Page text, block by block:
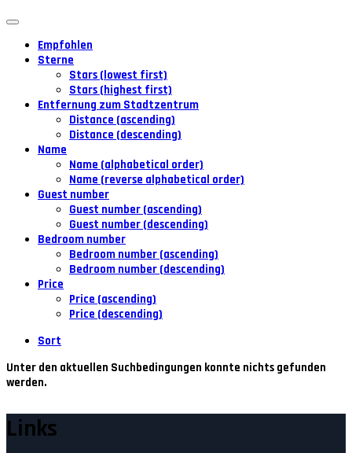
Empfohlen
Sterne
Stars (lowest first)
Stars (highest first)
Entfernung zum Stadtzentrum
Distance (ascending)
Distance (descending)
Name
Name (alphabetical order)
Name (reverse alphabetical order)
Guest number
Guest number (ascending)
Guest number (descending)
Bedroom number
Bedroom number (ascending)
Bedroom number (descending)
Price
Price (ascending)
Price (descending)
Sort
Unter den aktuellen Suchbedingungen konnte nichts gefunden
werden.
Links